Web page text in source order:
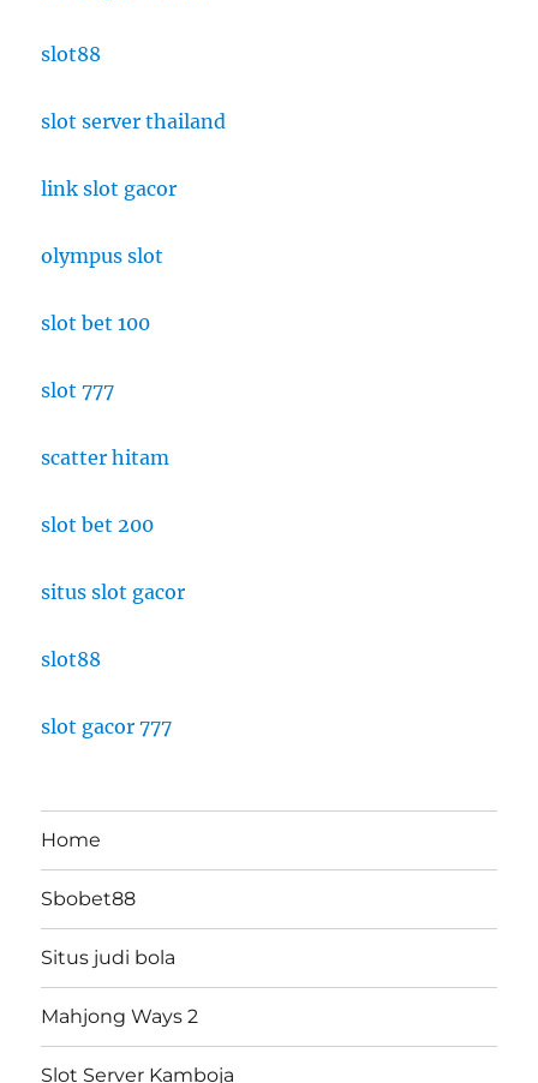
slot88
slot server thailand
link slot gacor
olympus slot
slot bet 100
slot 777
scatter hitam
slot bet 200
situs slot gacor
slot88
slot gacor 777
Home
Sbobet88
Situs judi bola
Mahjong Ways 2
Slot Server Kamboja